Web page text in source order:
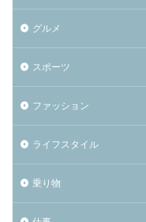
グルメ
スポーツ
ファッション
ライフスタイル
乗り物